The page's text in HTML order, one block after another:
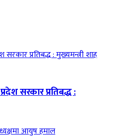
सरकार प्रतिबद्ध :